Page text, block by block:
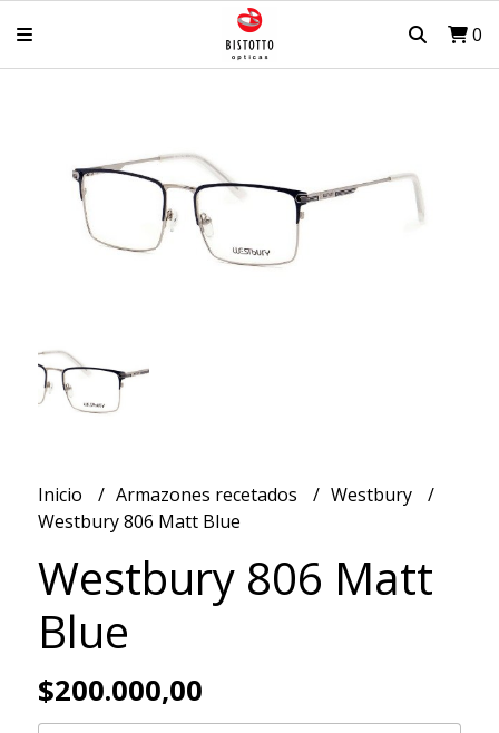
0
Inicio Armazones recetados
Westbury
Westbury 806 Matt Blue
Westbury 806 Matt
Blue
$200.000,00